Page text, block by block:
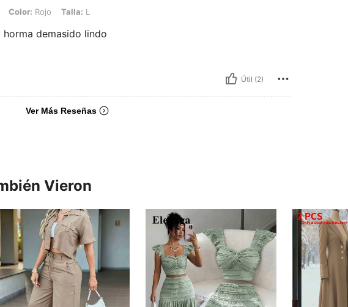
Rojo, Talla: L
Color: Rojo Talla: L
demasido lindo
Útil (2)
Ver Más Reseñas
Vieron